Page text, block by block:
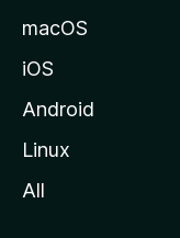
macOS
iOS
Android
Linux
All